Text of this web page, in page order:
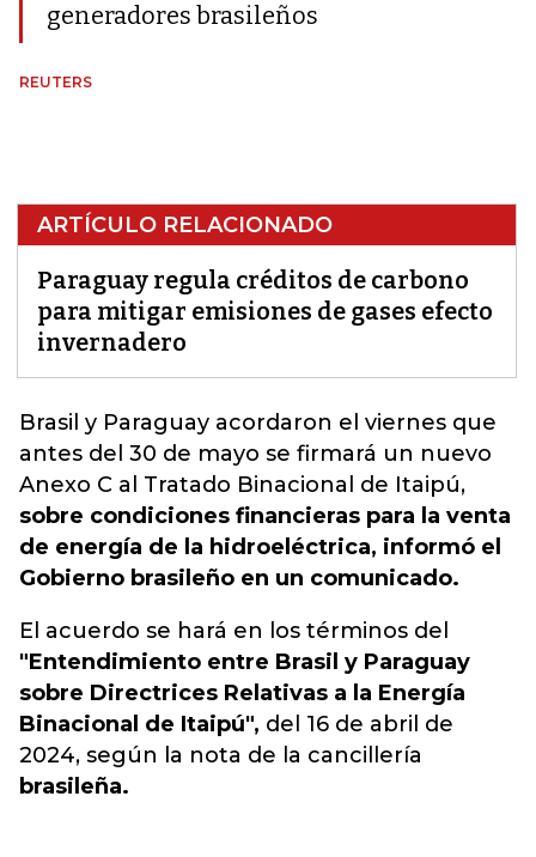
generadores brasileños
REUTERS
ARTÍCULO RELACIONADO
Paraguay regula créditos de carbono
para mitigar emisiones de gases efecto
invernadero
Brasil y Paraguay acordaron el viernes que
antes del 30 de mayo se firmará un nuevo
Anexo C al Tratado Binacional de Itaipú,
sobre condiciones financieras para la venta
de energía de la hidroeléctrica, informó el
Gobierno brasileño en un comunicado.
El acuerdo se hará en los términos del
"Entendimiento entre Brasil y Paraguay
sobre Directrices Relativas a la Energía
Binacional de Itaipú", del 16 de abril de
2024, según la nota de la cancillería
brasileña.